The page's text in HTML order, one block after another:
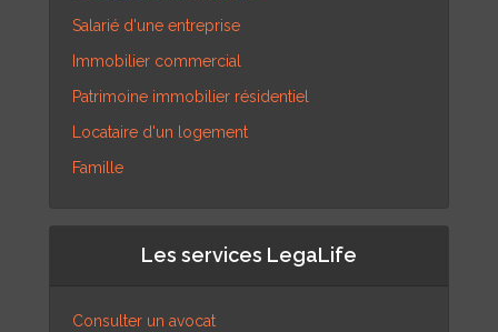
Salarié d'une entreprise
Immobilier commercial
Patrimoine immobilier résidentiel
Locataire d'un logement
Famille
Les services LegaLife
Consulter un avocat